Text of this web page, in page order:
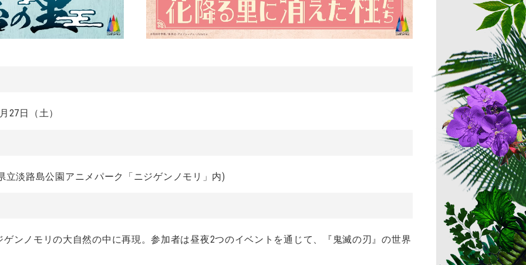
27日（土）
立淡路島公園アニメパーク「ニジゲンノモリ」内)
ンノモリの大自然の中に再現。参加者は昼夜2つのイベントを通じて、『鬼滅の刃』の世界